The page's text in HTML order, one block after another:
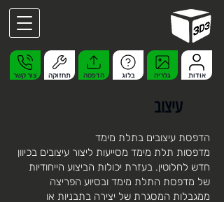
צור קשר תחזוקה הדפסה בלוג גלריה אודות
עיצוב
הדפסת עיצובים בתלת מימד
מדפסות תלת מימד מסייעות ליצור עיצובים בכיוון
חדש לחלוטין. בעזרת יכולות הביצוע הייחודיות
של מדפסת התלת מימד ובסיוע הפריצה
ממגבלות המסגרת של יצירה בתבניות או